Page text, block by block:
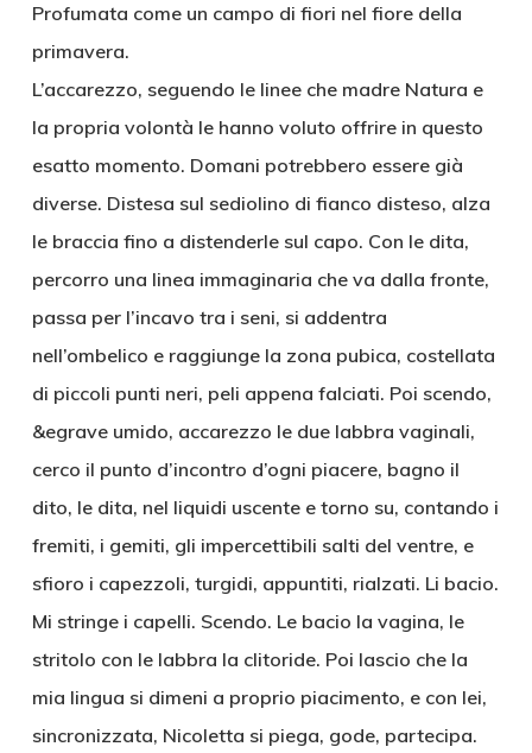
Profumata come un campo di fiori nel fiore della
primavera.
L’accarezzo, seguendo le linee che madre Natura e
la propria volontà le hanno voluto offrire in questo
esatto momento. Domani potrebbero essere già
diverse. Distesa sul sediolino di fianco disteso, alza
le braccia fino a distenderle sul capo. Con le dita,
percorro una linea immaginaria che va dalla fronte,
passa per l’incavo tra i seni, si addentra
nell’ombelico e raggiunge la zona pubica, costellata
di piccoli punti neri, peli appena falciati. Poi scendo,
&egrave umido, accarezzo le due labbra vaginali,
cerco il punto d’incontro d’ogni piacere, bagno il
dito, le dita, nel liquidi uscente e torno su, contando i
fremiti, i gemiti, gli impercettibili salti del ventre, e
sfioro i capezzoli, turgidi, appuntiti, rialzati. Li bacio.
Mi stringe i capelli. Scendo. Le bacio la vagina, le
stritolo con le labbra la clitoride. Poi lascio che la
mia lingua si dimeni a proprio piacimento, e con lei,
sincronizzata, Nicoletta si piega, gode, partecipa.